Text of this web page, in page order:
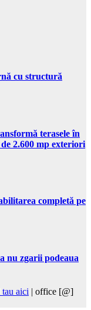
cu structură
terasele în
2.600 mp exteriori
completă pe
nu zgarii podeaua
aici | office [@]